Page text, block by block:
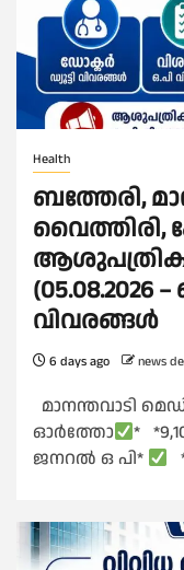
Health
ബത്തേരി,
വൈത്തിരി,
വിവരങ്ങൾ
6 days ago news
മാനന്തവാടി
ഓർത്തോ
*
ജനറൽ ഒ പി*